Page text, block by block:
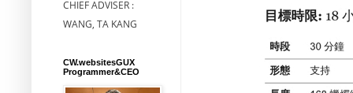
CHIEF ADVISER :
WANG, TA KANG
CW.websitesGUX
Programmer&CEO